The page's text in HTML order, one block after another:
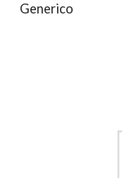
Generico